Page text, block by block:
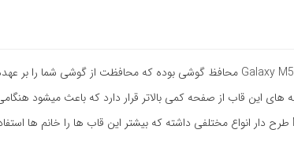
این قاب از صفحه کمی بالاتر قرار دارد که باعث میشود